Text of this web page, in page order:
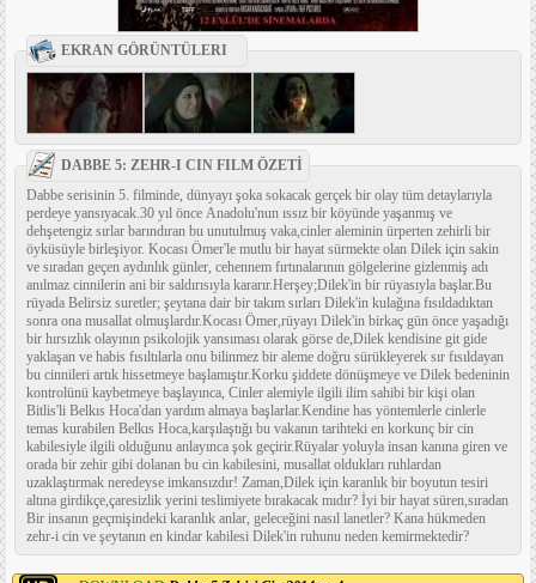
EKRAN GÖRÜNTÜLERI
DABBE 5: ZEHR-I CIN FILM ÖZETİ
Dabbe serisinin 5. filminde, dünyayı şoka sokacak gerçek bir olay tüm detaylarıyla
perdeye yansıyacak.30 yıl önce Anadolu'nun ıssız bir köyünde yaşanmış ve
dehşetengiz sırlar barındıran bu unutulmuş vaka,cinler aleminin ürperten zehirli bir
öyküsüyle birleşiyor. Kocası Ömer'le mutlu bir hayat sürmekte olan Dilek için sakin
ve sıradan geçen aydınlık günler, cehennem fırtınalarının gölgelerine gizlenmiş adı
anılmaz cinnilerin ani bir saldırısıyla kararır.Herşey;Dilek'in bir rüyasıyla başlar.Bu
rüyada Belirsiz suretler; şeytana dair bir takım sırları Dilek'in kulağına fısıldadıktan
sonra ona musallat olmuşlardır.Kocası Ömer,rüyayı Dilek'in birkaç gün önce yaşadığı
bir hırsızlık olayının psikolojik yansıması olarak görse de,Dilek kendisine git gide
yaklaşan ve habis fısıltılarla onu bilinmez bir aleme doğru sürükleyerek sır fısıldayan
bu cinnileri artık hissetmeye başlamıştır.Korku şiddete dönüşmeye ve Dilek bedeninin
kontrolünü kaybetmeye başlayınca, Cinler alemiyle ilgili ilim sahibi bir kişi olan
Bitlis'li Belkıs Hoca'dan yardım almaya başlarlar.Kendine has yöntemlerle cinlerle
temas kurabilen Belkıs Hoca,karşılaştığı bu vakanın tarihteki en korkunç bir cin
kabilesiyle ilgili olduğunu anlayınca şok geçirir.Rüyalar yoluyla insan kanına giren ve
orada bir zehir gibi dolanan bu cin kabilesini, musallat oldukları ruhlardan
uzaklaştırmak neredeyse imkansızdır! Zaman,Dilek için karanlık bir boyutun tesiri
altına girdikçe,çaresizlik yerini teslimiyete bırakacak mıdır? İyi bir hayat süren,sıradan
Bir insanın geçmişindeki karanlık anlar, geleceğini nasıl lanetler? Kana hükmeden
zehr-i cin ve şeytanın en kindar kabilesi Dilek'in ruhunu neden kemirmektedir?